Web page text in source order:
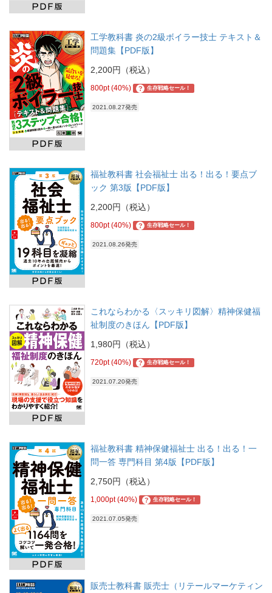
工学教科書 炎の2級ボイラー技士 テキスト＆
問題集【PDF版】
2,200円（税込）
800pt (40%) ? 生存戦略セール！
2021.08.27発売
福祉教科書 社会福祉士 出る！出る！要点ブ
ック 第3版【PDF版】
2,200円（税込）
800pt (40%) ? 生存戦略セール！
2021.08.26発売
これならわかる〈スッキリ図解〉精神保健福
祉制度のきほん【PDF版】
1,980円（税込）
720pt (40%) ? 生存戦略セール！
2021.07.20発売
福祉教科書 精神保健福祉士 出る！出る！一
問一答 専門科目 第4版【PDF版】
2,750円（税込）
1,000pt (40%) ? 生存戦略セール！
2021.07.05発売
販売士教科書 販売士（リテールマーケティン